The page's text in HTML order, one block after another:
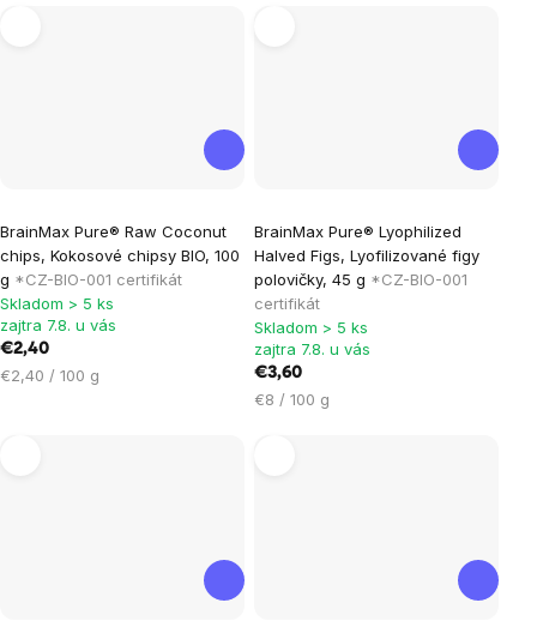
BrainMax Pure® Raw Coconut
chips, Kokosové chipsy BIO, 100
g *CZ-BIO-001 certifikát
hodnotenie
produktu
je
5,0
z
5
Skladom > 5 ks
zajtra 7.8. u vás
€2,40
Jednotková
€2,40 / 100 g
BrainMax Pure® Lyophilized
Halved Figs, Lyofilizované figy
polovičky, 45 g *CZ-BIO-001
certifikát
Skladom > 5 ks
zajtra 7.8. u vás
€3,60
Jednotková
€8 / 100 g